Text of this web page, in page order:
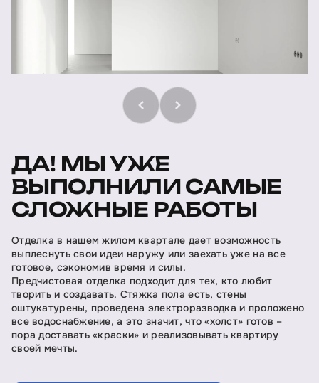
ДА! МЫ УЖЕ
ВЫПОЛНИЛИ САМЫЕ
СЛОЖНЫЕ РАБОТЫ
Отделка в нашем жилом квартале дает возможность
выплеснуть свои идеи наружу или заехать уже на все
готовое, сэкономив время и силы.
Предчистовая отделка подходит для тех, кто любит
творить и создавать. Стяжка пола есть, стены
оштукатурены, проведена электроразводка и проложено
все водоснабжение, а это значит, что «холст» готов –
пора доставать «краски» и реализовывать квартиру
своей мечты.